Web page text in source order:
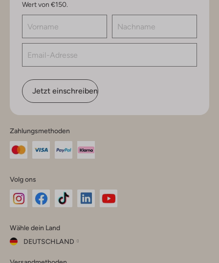
Wert von €150.
Jetzt einschreiben
Zahlungsmethoden
Volg ons
Instagram
Facebook
TikTok
Wähle dein Land
DEUTSCHLAND